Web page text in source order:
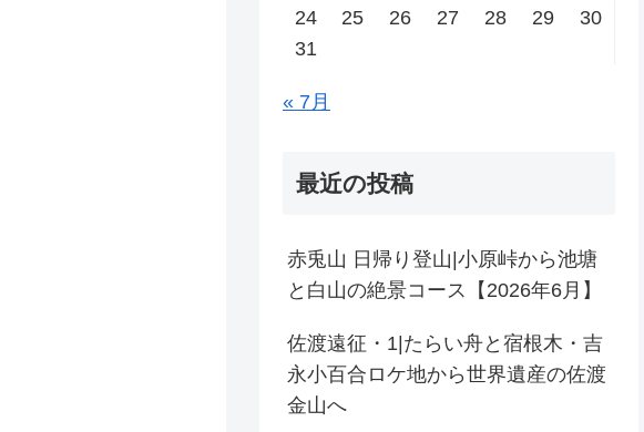
24
25 26 27 28 29
30
31
« 7月
最近の投稿
赤兎山 日帰り登山|小原峠から池塘
と白山の絶景コース【2026年6月】
佐渡遠征・1|たらい舟と宿根木・吉
永小百合ロケ地から世界遺産の佐渡
金山へ